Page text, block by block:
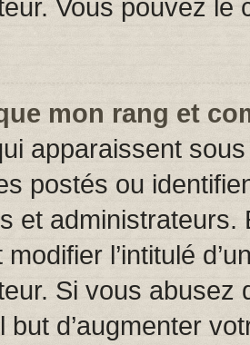
Vous pouvez
mon rang et
apparaissent
postés ou
et
l’intitulé
Si vous
but d’augmenter